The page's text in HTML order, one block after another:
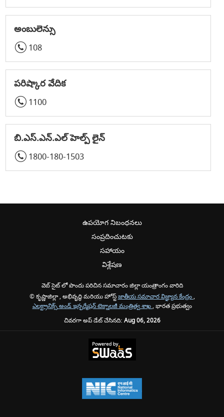
అంబులెన్సు
108
పరిష్కార వేదిక
1100
బి.ఎస్.ఎన్.ఎల్ హెల్ప్ లైన్
1800-180-1503
ఉపయోగ నిబంధనలు
సంప్రదించుటకు
సహాయం
విశ్లేషణ
వెబ్ సైట్ లో పొందు పరిచిన సమాచారం జిల్లా యంత్రాంగం వారిది
© కృష్ణాజిల్లా , అభివృద్ధి మరియు హోస్ట్జాతీయ సమాచార విజ్ఞ్యాన కేంద్రం,
ఎలక్ట్రానిక్స్ అండ్ ఇన్ఫర్మేషన్ టెక్నాలజీ మంత్రిత్వ శాఖ, భారత ప్రభుత్వం
చివరగా అప్ డేట్ చేసినది: Aug 06, 2026